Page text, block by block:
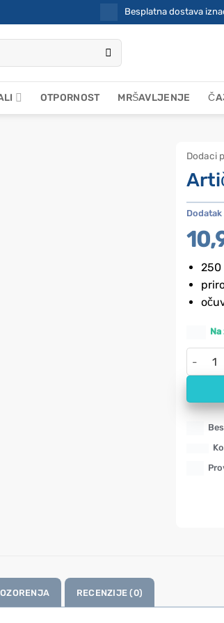
Besplatna dostava
OTPORNOST MRŠAVLJENJE
Dodaci
250
Na
RECENZIJE (0)